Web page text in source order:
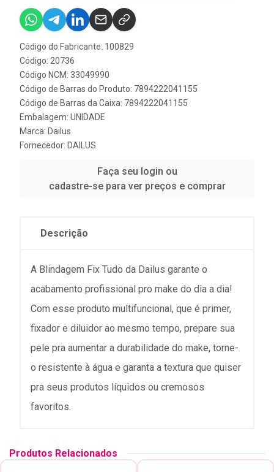
Código do Fabricante: 100829
Código: 20736
Código NCM: 33049990
Código de Barras do Produto: 7894222041155
Código de Barras da Caixa: 7894222041155
Embalagem: UNIDADE
Marca: Dailus
Fornecedor: DAILUS
Faça seu login ou
cadastre-se para ver preços e comprar
Descrição
A Blindagem Fix Tudo da Dailus garante o
acabamento profissional pro make do dia a dia!
Com esse produto multifuncional, que é primer,
fixador e diluidor ao mesmo tempo, prepare sua
pele pra aumentar a durabilidade do make, torne-
o resistente à água e garanta a textura que quiser
pra seus produtos líquidos ou cremosos
favoritos.
Produtos Relacionados